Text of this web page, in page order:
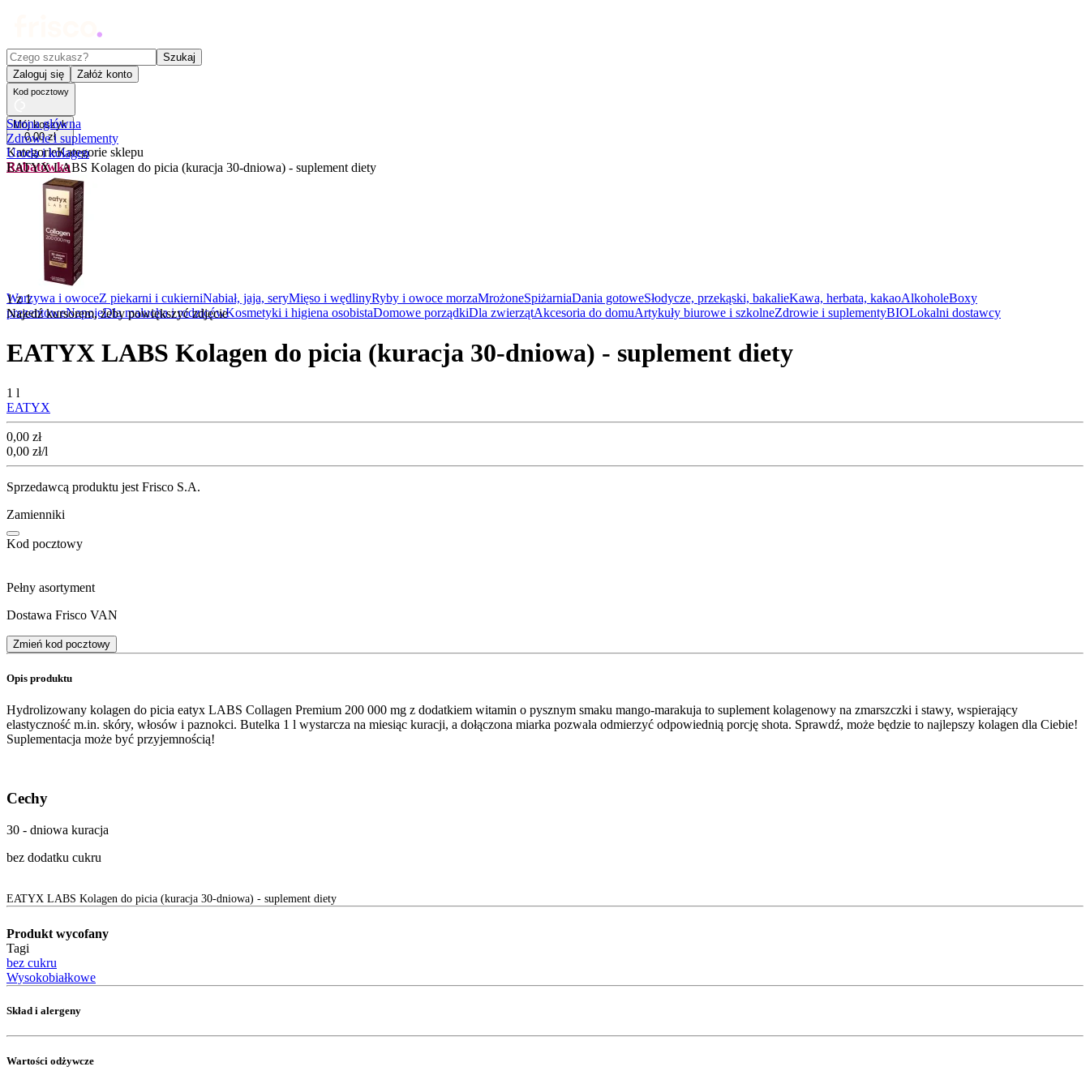
Czego szukasz?
Szukaj
Zaloguj się
Załóż konto
Kod pocztowy
Mój koszyk
0,00 zł
KategorieKategorie sklepu
Rabatówka
Promocje
Nowości
Kupony
Dla Biura
Warzywa i owoceZ piekarni i cukierniNabiał, jaja, seryMięso i wędlinyRyby i owoce morzaMrożoneSpiżarniaDania gotoweSłodycze, przekąski, bakalieKawa, herbata, kakaoAlkoholeBoxy
prezentoweNapojeDla malucha i rodzicówKosmetyki i higiena osobistaDomowe porządkiDla zwierzątAkcesoria do domuArtykuły biurowe i szkolneZdrowie i suplementyBIOLokalni dostawcy
Strona główna
Zdrowie i suplementy
Uroda i kolagen
EATYX LABS Kolagen do picia (kuracja 30-dniowa) - suplement diety
1z1
Najedź kursorem, żeby powiększyć zdjęcie
EATYX LABS Kolagen do picia (kuracja 30-dniowa) - suplement diety
1 l
EATYX
Cena
0,00 zł
0,00 zł/l
Sprzedawcą produktu jest Frisco S.A.
Zamienniki
Kod pocztowy
Pełny asortyment
Dostawa Frisco VAN
Zmień kod pocztowy
Opis produktu
Hydrolizowany kolagen do picia eatyx LABS Collagen Premium 200 000 mg z dodatkiem witamin o pysznym smaku mango-marakuja to suplement kolagenowy na zmarszczki i stawy, wspierający
elastyczność m.in. skóry, włosów i paznokci. Butelka 1 l wystarcza na miesiąc kuracji, a dołączona miarka pozwala odmierzyć odpowiednią porcję shota. Sprawdź, może będzie to najlepszy kolagen dla Ciebie!
Suplementacja może być przyjemnością!
Cechy
30 - dniowa kuracja
bez dodatku cukru
EATYX LABS Kolagen do picia (kuracja 30-dniowa) - suplement diety
Produkt wycofany
Tagi
bez cukru
Wysokobiałkowe
Skład i alergeny
Wartości odżywcze